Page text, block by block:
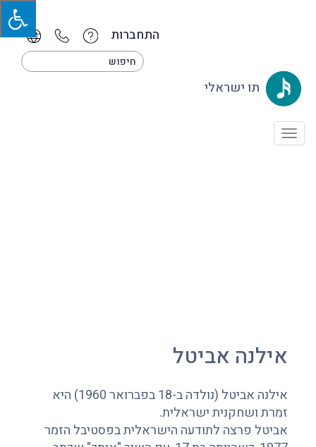
התחברות
תו ישראלי
Toggle
אילנה אביטל
אילנה אביטל (נולדה ב-18 בפברואר 1960) היא
זמרת ושחקנית ישראלית.
אביטל פרצה לתודעה הישראלית בפסטיבל הזמר